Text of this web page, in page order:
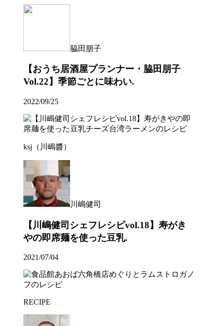
脇田朋子
【おうち居酒屋プランナー・脇田朋子
Vol.22】季節ごとに味わい.
2022/09/25
ksj（川嶋醬）
川嶋健司
【川嶋健司シェフレシピvol.18】寿がき
やの即席麺を使った豆乳.
2021/07/04
RECIPE